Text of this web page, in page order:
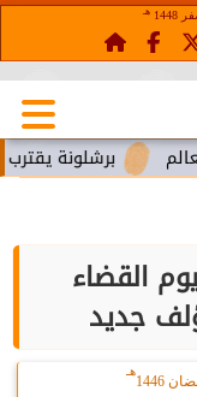
هـ
برشلونة يقترب من
القضاء
جديد
هـ